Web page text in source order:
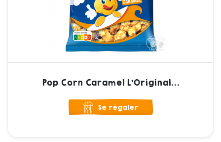
Pop Corn Caramel L'Original...
Se régaler